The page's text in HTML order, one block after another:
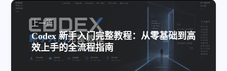
上一篇
Codex 新手入门完整教程：从零基础到高
效上手的全流程指南